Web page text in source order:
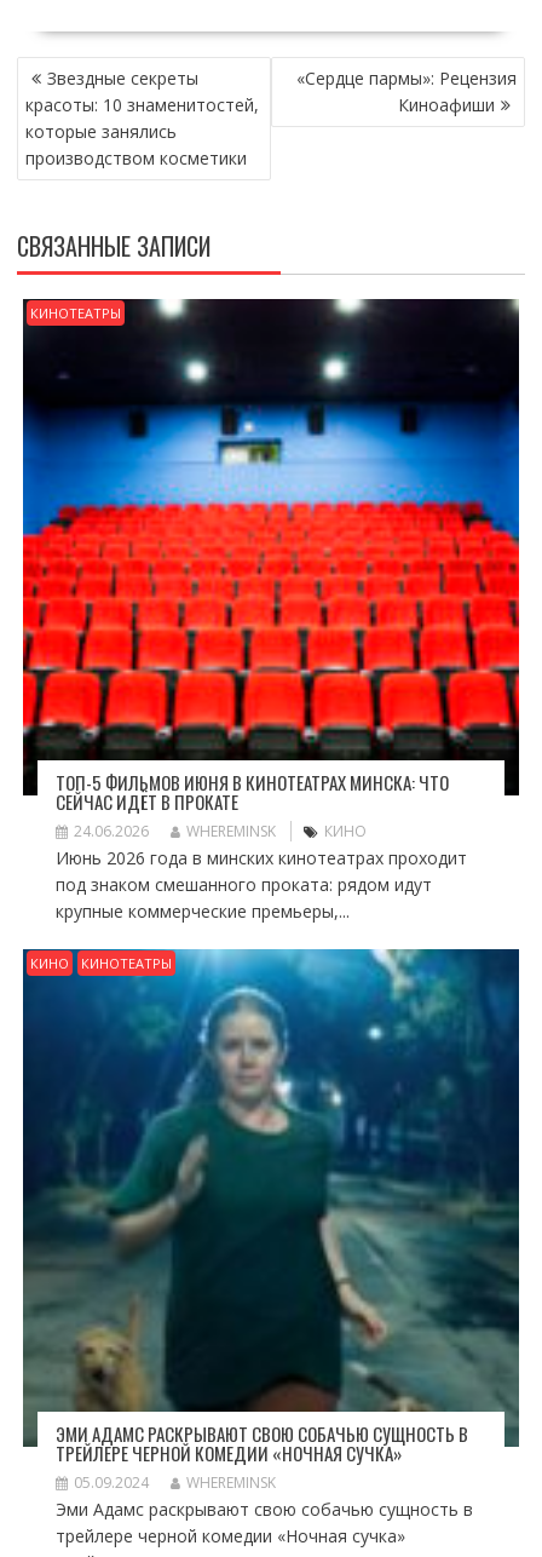
НАВИГАЦИЯ
ПО
ЗАПИСЯМ
Звездные секреты
красоты: 10 знаменитостей,
которые занялись
производством косметики
«Сердце пармы»: Рецензия
Киноафиши
СВЯЗАННЫЕ ЗАПИСИ
КИНОТЕАТРЫ
ТОП-5 ФИЛЬМОВ ИЮНЯ В КИНОТЕАТРАХ МИНСКА: ЧТО
СЕЙЧАС ИДЁТ В ПРОКАТЕ
24.06.2026 WHEREMINSK КИНО
Июнь 2026 года в минских кинотеатрах проходит
под знаком смешанного проката: рядом идут
крупные коммерческие премьеры,...
КИНО КИНОТЕАТРЫ
ЭМИ АДАМС РАСКРЫВАЮТ СВОЮ СОБАЧЬЮ СУЩНОСТЬ В
ТРЕЙЛЕРЕ ЧЕРНОЙ КОМЕДИИ «НОЧНАЯ СУЧКА»
05.09.2024 WHEREMINSK
Эми Адамс раскрывают свою собачью сущность в
трейлере черной комедии «Ночная сучка»